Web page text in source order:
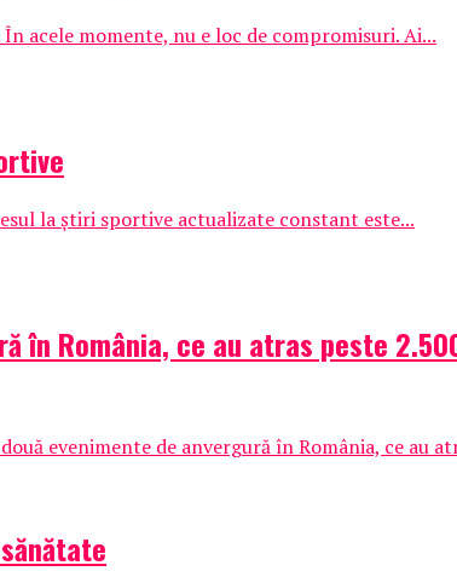
acele momente, nu e loc de compromisuri. Ai...
la știri sportive actualizate constant este...
în România, ce au atras peste
evenimente de anvergură în România, ce au